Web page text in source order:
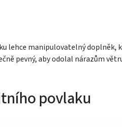
lehce manipulovatelný doplněk,
pevný, aby odolal nárazům
povlaku